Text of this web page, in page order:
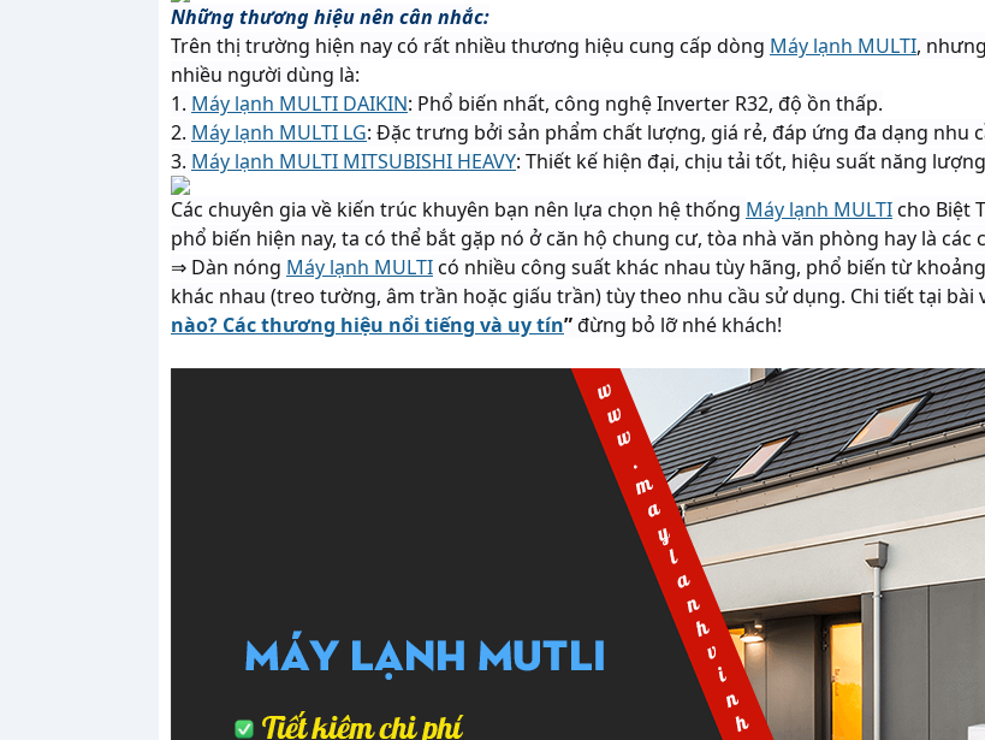
Những thương hiệu nên cân nhắc:
Trên thị trường hiện nay có rất nhiều thương hiệu cung cấp dòng Máy lạnh MULTI,
nhiều người dùng là:
1. Máy lạnh MULTI DAIKIN: Phổ biến nhất, công nghệ Inverter R32, độ ồn thấp.
2. Máy lạnh MULTI LG: Đặc trưng bởi sản phẩm chất lượng, giá rẻ, đáp ứng đa dạng nhu
3. Máy lạnh MULTI MITSUBISHI HEAVY: Thiết kế hiện đại, chịu tải tốt, hiệu suất năng
Các chuyên gia về kiến trúc khuyên bạn nên lựa chọn hệ thống Máy lạnh MULTIcho Biệt
phổ biến hiện nay, ta có thể bắt gặp nó ở căn hộ chung cư, tòa nhà văn phòng hay là các
⇒ Dàn nóng Máy lạnh MULTIcó nhiều công suất khác nhau tùy hãng, phổ biến từ
khác nhau (treo tường, âm trần hoặc giấu trần) tùy theo nhu cầu sử dụng. Chi tiết tại bài
nào? Các thương hiệu nổi tiếng và uy tín”đừng bỏ lỡ nhé khách!